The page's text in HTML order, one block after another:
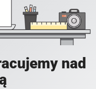
nad